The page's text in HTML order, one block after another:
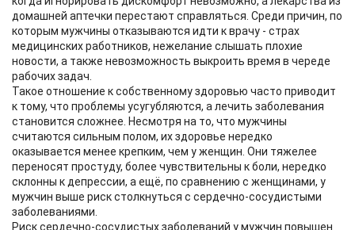
домашней аптечки перестают справляться. Среди причин, по
которым мужчины отказываются идти к врачу - страх
медицинских работников, нежелание слышать плохие
новости, а также невозможность выкроить время в череде
рабочих задач.
Такое отношение к собственному здоровью часто приводит
к тому, что проблемы усугубляются, а лечить заболевания
становится сложнее. Несмотря на то, что мужчины
считаются сильным полом, их здоровье нередко
оказывается менее крепким, чем у женщин. Они тяжелее
переносят простуду, более чувствительны к боли, нередко
склонны к депрессии, а ещё, по сравнению с женщинами, у
мужчин выше риск столкнуться с сердечно-сосудистыми
заболеваниями.
Риск сердечно-сосудистых заболеваний у мужчин повышен